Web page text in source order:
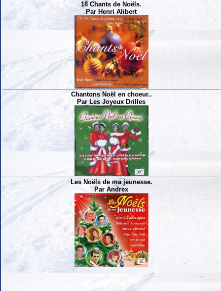
18 Chants de Noëls.
Par Henri Alibert
Chantons Noël en choeur..
Par Les Joyeux Drilles
Les Noëls de ma jeunesse.
Par Andrex